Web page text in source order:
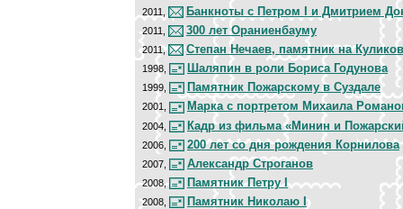
2011, Банкноты с Петром I и Дмитрием
2011, 300 лет Ораниенбауму
2011, Степан Нечаев, памятник на
1998, Шаляпин в роли Бориса Годунова
1999, Памятник Пожарскому в Суздале
2001, Марка с портретом Михаила
2004, Кадр из фильма «Минин и
2006, 200 лет со дня рождения Корнилова
2007, Александр Строганов
2008, Памятник Петру I
2008, Памятник Николаю I